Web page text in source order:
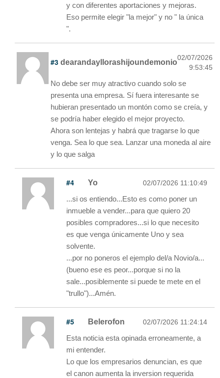
y con diferentes aportaciones y mejoras.
Eso permite elegir "la mejor" y no " la única
".
#3 dearandayllorashijoundemonio
02/07/2026
9:53:45
No debe ser muy atractivo cuando solo se
presenta una empresa. Sí fuera interesante se
hubieran presentado un montón como se creía, y
se podría haber elegido el mejor proyecto.
Ahora son lentejas y habrá que tragarse lo que
venga. Sea lo que sea. Lanzar una moneda al aire
y lo que salga
#4 Yo 02/07/2026 11:10:49
...si os entiendo...Esto es como poner un
inmueble a vender...para que quiero 20
posibles compradores...si lo que necesito
es que venga únicamente Uno y sea
solvente.
...por no poneros el ejemplo del/a Novio/a...
(bueno ese es peor...porque si no la
sale...posiblemente si puede te mete en el
"trullo")...Amén.
#5 Belerofon 02/07/2026 11:24:14
Esta noticia esta opinada erroneamente, a
mi entender.
Lo que los empresarios denuncian, es que
el canon aumenta la inversion requerida